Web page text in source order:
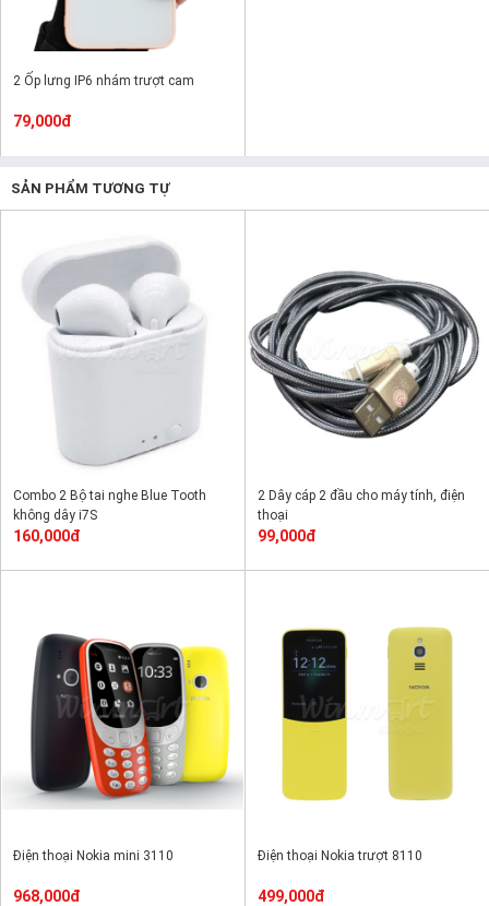
2 Ốp lưng IP6 nhám trượt cam
79,000đ
SẢN PHẨM TƯƠNG TỰ
Combo 2 Bộ tai nghe Blue Tooth
không dây i7S
160,000đ
2 Dây cáp 2 đầu cho máy tính, điện
thoại
99,000đ
Điện thoại Nokia mini 3110
968,000đ
Điện thoại Nokia trượt 8110
499,000đ